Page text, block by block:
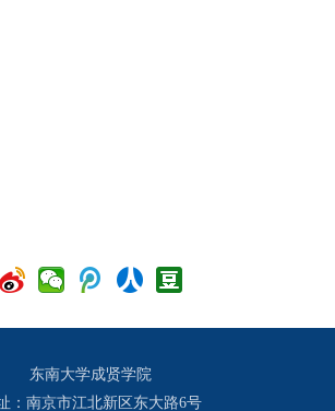
东南大学成贤学院
：南京市江北新区东大路6号